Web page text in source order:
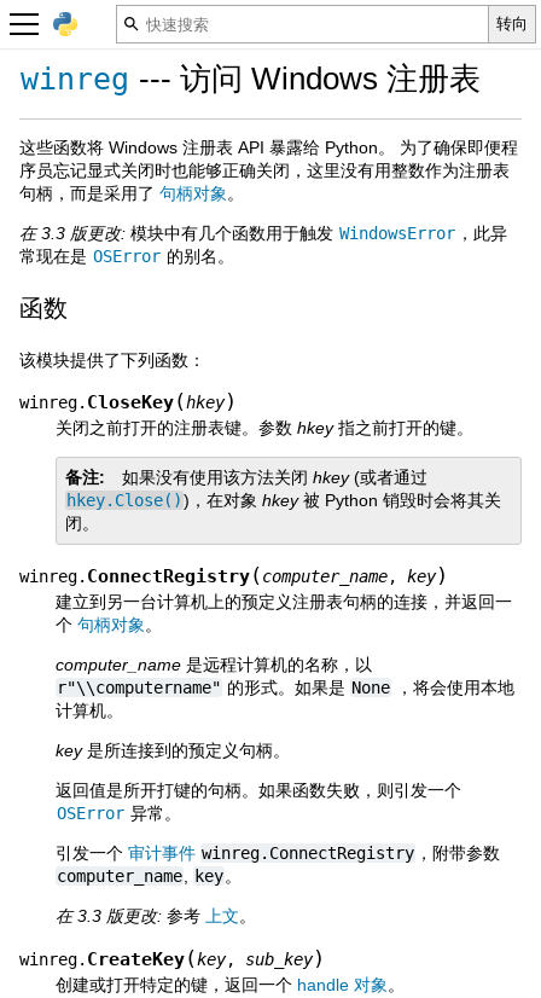
winreg --- 访问 Windows 注册表
这些函数将 Windows 注册表 API 暴露给 Python。 为了确保即便程
序员忘记显式关闭时也能够正确关闭，这里没有用整数作为注册表
句柄，而是采用了 句柄对象 。
在 3.3 版更改: 模块中有几个函数用于触发 WindowsError ，此异
常现在是 OSError 的别名。
函数
该模块提供了下列函数：
winreg. CloseKey(hkey)
关闭之前打开的注册表键。参数 hkey指之前打开的键。
备注 如果没有使用该方法关闭 hkey(或者通过
hkey.Close())，在对象 hkey被 Python 销毁时会将其关
闭。
winreg. ConnectRegistry(computer_name, key)
建立到另一台计算机上的预定义注册表句柄的连接，并返回一
个 句柄对象 。
computer_name 是远程计算机的名称，以
r"\\computername" 的形式。如果是 None ，将会使用本地
计算机。
key是所连接到的预定义句柄。
返回值是所开打键的句柄。如果函数失败，则引发一个
OSError 异常。
引发一个 审计事件 winreg.ConnectRegistry ，附带参数
computer_name
key。
在 3.3 版更改: 参考 上文。
winreg. CreateKey(key, sub_key)
创建或打开特定的键，返回一个 handle 对象 。